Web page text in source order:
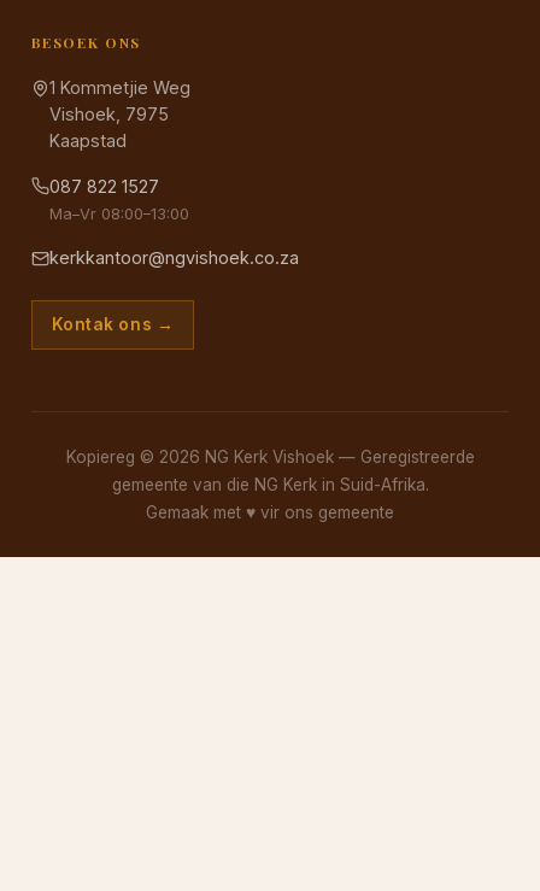
BESOEK ONS
1 Kommetjie Weg
Vishoek, 7975
Kaapstad
087 822 1527
Ma–Vr 08:00–13:00
kerkkantoor@ngvishoek.co.za
Kontak ons →
Kopiereg © 2026 NG Kerk Vishoek — Geregistreerde
gemeente van die NG Kerk in Suid-Afrika.
Gemaak met ♥ vir ons gemeente